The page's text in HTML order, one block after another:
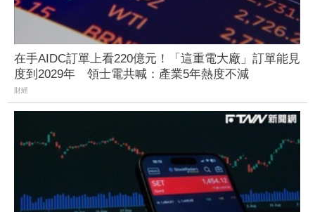
在手AIDC訂單上看220億元！「這重電大廠」訂單能見
度到2029年 領士電共喊：產業5年熱度不減
財經